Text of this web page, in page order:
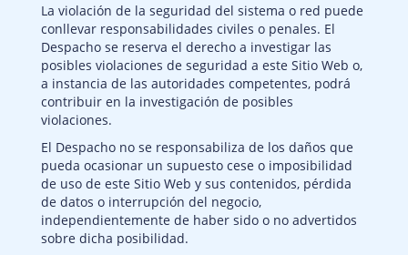
La violación de la seguridad del sistema o red puede
conllevar responsabilidades civiles o penales. El
Despacho se reserva el derecho a investigar las
posibles violaciones de seguridad a este Sitio Web o,
a instancia de las autoridades competentes, podrá
contribuir en la investigación de posibles
violaciones.
El Despacho no se responsabiliza de los daños que
pueda ocasionar un supuesto cese o imposibilidad
de uso de este Sitio Web y sus contenidos, pérdida
de datos o interrupción del negocio,
independientemente de haber sido o no advertidos
sobre dicha posibilidad.